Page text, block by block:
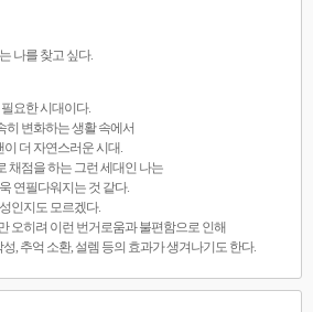
나를 찾고 싶다.
요한 시대이다.
히 변화하는 생활 속에서
더 자연스러운 시대.
채점을 하는 그런 세대인 나는
연필다워지는 것 같다.
인지도 모르겠다.
오히려 이런 번거로움과 불편함으로 인해
, 추억 소환, 설렘 등의 효과가 생겨나기도 한다.